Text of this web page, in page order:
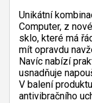
Unikátní
Computer, z
sklo, které má
mít opravdu
Navíc nabízí
usnadňuje
V balení
antivibračního